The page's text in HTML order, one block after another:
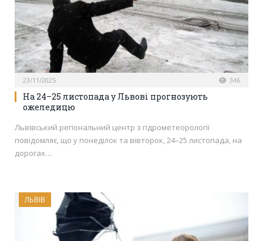
23/11/2025 346
На 24–25 листопада у Львові прогнозують
ожеледицю
Львівський регіональний центр з гідрометеорології
повідомляє, що у понеділок та вівторок, 24–25 листопада, на
дорогах…
ЛЬВІВ